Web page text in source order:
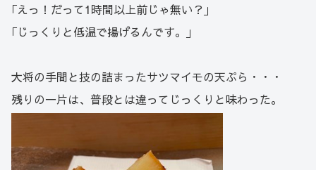
｢えっ！だって1時間以上前じゃ無い？｣
｢じっくりと低温で揚げるんです。｣
大将の手間と技の詰まったサツマイモの天ぷら・・・
残りの一片は、普段とは違ってじっくりと味わった。